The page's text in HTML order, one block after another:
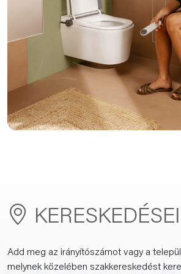
Add meg az irányítószámot vagy a
melynek közelében szakkereskedést